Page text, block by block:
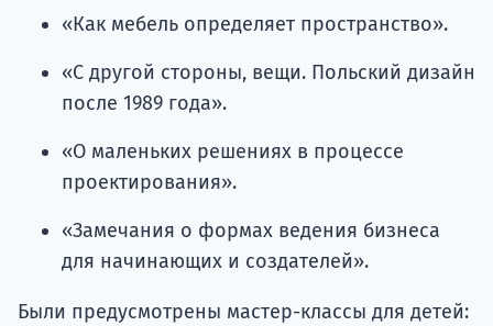
«Как мебель определяет пространство».
«С другой стороны, вещи. Польский дизайн
после 1989 года».
«О маленьких решениях в процессе
проектирования».
«Замечания о формах ведения бизнеса
для начинающих и создателей».
Были предусмотрены мастер-классы для детей: